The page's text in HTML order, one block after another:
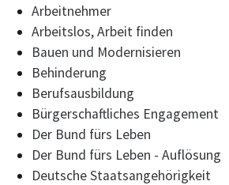
Arbeitnehmer
Arbeitslos, Arbeit finden
Bauen und Modernisieren
Behinderung
Berufsausbildung
Bürgerschaftliches Engagement
Der Bund fürs Leben
Der Bund fürs Leben - Auflösung
Deutsche Staatsangehörigkeit